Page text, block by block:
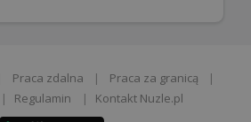
Praca zdalna | Praca za granicą
|
| Regulamin | Kontakt Nuzle.pl